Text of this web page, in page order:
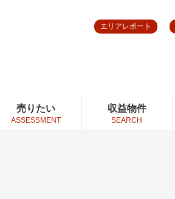
エリアレポート
売りたい
ASSESSMENT
収益物件
SEARCH